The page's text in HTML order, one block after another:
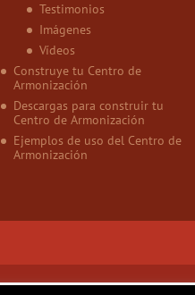
Testimonios
Imágenes
Vídeos
Construye tu Centro de
Armonización
Descargas para construir tu
Centro de Armonización
Ejemplos de uso del Centro de
Armonización